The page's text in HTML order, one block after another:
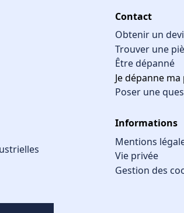
Contact
Obtenir un
Trouver une
Être dépanné
Je dépanne
Poser une
Informations
Mentions
Vie privée
Gestion des